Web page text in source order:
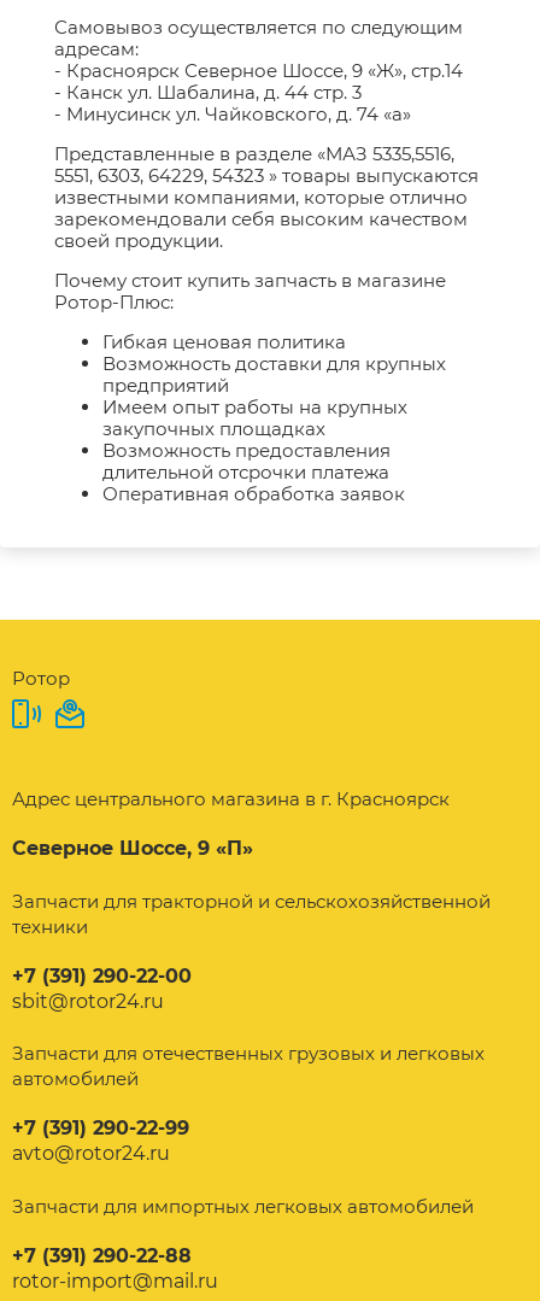
Самовывоз осуществляется по следующим
адресам:
- Красноярск Северное Шоссе, 9 «Ж», стр.14
- Канск ул. Шабалина, д. 44 стр. 3
- Минусинск ул. Чайковского, д. 74 «а»
Представленные в разделе «МАЗ 5335,5516,
5551, 6303, 64229, 54323 » товары выпускаются
известными компаниями, которые отлично
зарекомендовали себя высоким качеством
своей продукции.
Почему стоит купить запчасть в магазине
Ротор-Плюс:
Гибкая ценовая политика
Возможность доставки для крупных
предприятий
Имеем опыт работы на крупных
закупочных площадках
Возможность предоставления
длительной отсрочки платежа
Оперативная обработка заявок
Ротор
Адрес центрального магазина в г. Красноярск
Северное Шоссе, 9 «П»
Запчасти для тракторной и сельскохозяйственной
техники
+7 (391) 290-22-00
sbit@rotor24.ru
Запчасти для отечественных грузовых и легковых
автомобилей
+7 (391) 290-22-99
avto@rotor24.ru
Запчасти для импортных легковых автомобилей
+7 (391) 290-22-88
rotor-import@mail.ru